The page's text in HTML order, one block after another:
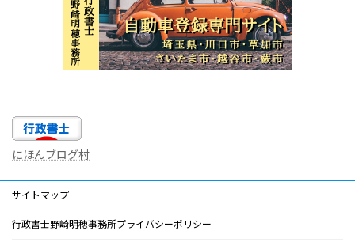
にほんブログ村
サイトマップ
行政書士野崎明穂事務所プライバシーポリシー